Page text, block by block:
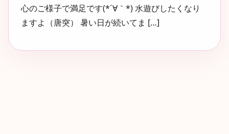
心のご様子で満足です(*´∀｀*) 水遊びしたくなり
ますよ（唐突） 暑い日が続いてま […]